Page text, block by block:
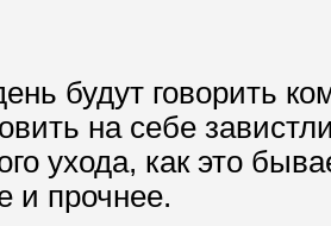
будут говорить
на себе
ухода, как это
и прочнее.